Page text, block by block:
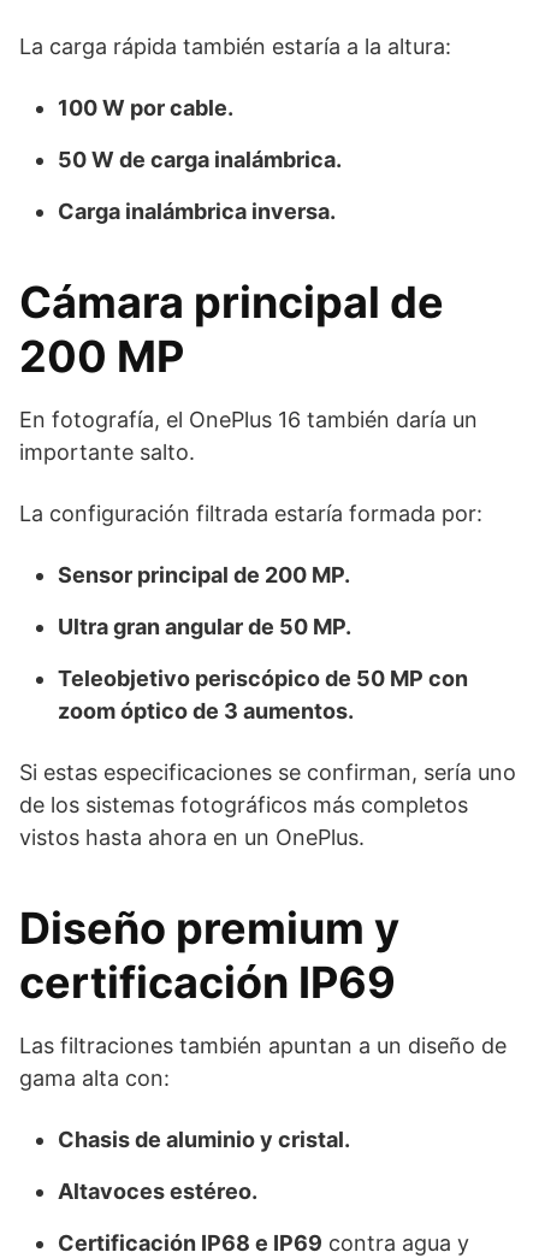
La carga rápida también estaría a la altura:
100 W por cable.
50 W de carga inalámbrica.
Carga inalámbrica inversa.
Cámara principal de
200 MP
En fotografía, el OnePlus 16 también daría un
importante salto.
La configuración filtrada estaría formada por:
Sensor principal de 200 MP.
Ultra gran angular de 50 MP.
Teleobjetivo periscópico de 50 MP con
zoom óptico de 3 aumentos.
Si estas especificaciones se confirman, sería uno
de los sistemas fotográficos más completos
vistos hasta ahora en un OnePlus.
Diseño premium y
certificación IP69
Las filtraciones también apuntan a un diseño de
gama alta con:
Chasis de aluminio y cristal.
Altavoces estéreo.
Certificación IP68 e IP69 contra agua y